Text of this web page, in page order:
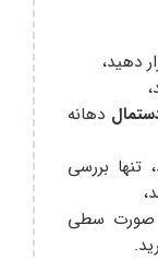
دهید،
دهانه
تنها بررسی
صورت سطی